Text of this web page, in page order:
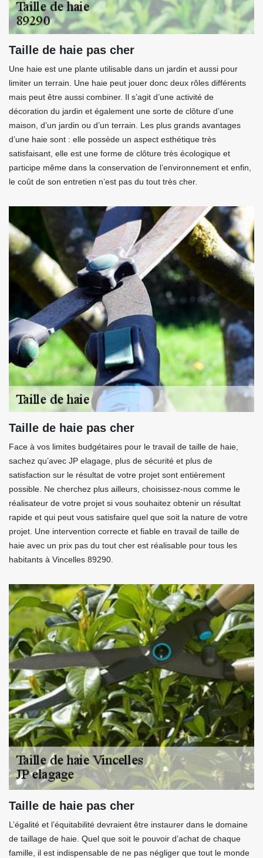
Taille de haie pas cher
Une haie est une plante utilisable dans un jardin et aussi pour
limiter un terrain. Une haie peut jouer donc deux rôles différents
mais peut être aussi combiner. Il s’agit d’une activité de
décoration du jardin et également une sorte de clôture d’une
maison, d’un jardin ou d’un terrain. Les plus grands avantages
d’une haie sont : elle possède un aspect esthétique très
satisfaisant, elle est une forme de clôture très écologique et
participe même dans la conservation de l’environnement et enfin,
le coût de son entretien n’est pas du tout très cher.
Taille de haie pas cher
Face à vos limites budgétaires pour le travail de taille de haie,
sachez qu’avec JP elagage, plus de sécurité et plus de
satisfaction sur le résultat de votre projet sont entièrement
possible. Ne cherchez plus ailleurs, choisissez-nous comme le
réalisateur de votre projet si vous souhaitez obtenir un résultat
rapide et qui peut vous satisfaire quel que soit la nature de votre
projet. Une intervention correcte et fiable en travail de taille de
haie avec un prix pas du tout cher est réalisable pour tous les
habitants à Vincelles 89290.
Taille de haie pas cher
L’égalité et l’équitabilité devraient être instaurer dans le domaine
de taillage de haie. Quel que soit le pouvoir d’achat de chaque
famille, il est indispensable de ne pas négliger que tout le monde